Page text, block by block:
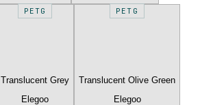
PETG
Translucent Grey
Elegoo
PETG
Translucent Olive Green
Elegoo